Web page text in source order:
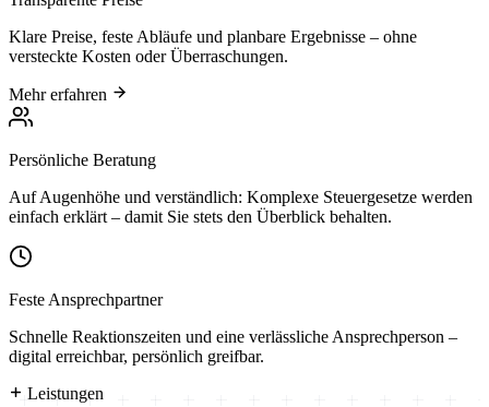
Klare Preise, feste Abläufe und planbare Ergebnisse – ohne
versteckte Kosten oder Überraschungen.
Mehr erfahren
Persönliche Beratung
Auf Augenhöhe und verständlich: Komplexe Steuergesetze werden
einfach erklärt – damit Sie stets den Überblick behalten.
Feste Ansprechpartner
Schnelle Reaktionszeiten und eine verlässliche Ansprechperson –
digital erreichbar, persönlich greifbar.
Leistungen